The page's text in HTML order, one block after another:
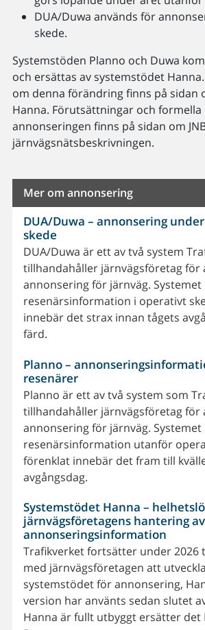
DUA/Duwa används för
skede.
Systemstöden Planno och Duwa
och ersättas av systemstödet
om denna förändring finns på sidan
Hanna. Förutsättningar och formella
annonseringen finns på sidan om
järnvägsnätsbeskrivningen.
Mer om annonsering
DUA/Duwa – annonsering
skede
DUA/Duwa är ett av två system
tillhandahåller järnvägsföretag för
annonsering för järnväg.
resenärsinformation i operativt
innebär det strax innan tågets
färd.
Planno –
resenärer
Planno är ett av två system som
tillhandahåller järnvägsföretag för
annonsering för järnväg.
resenärsinformation utanför
förenklat innebär det fram till
avgångsdag.
Systemstödet Hanna –
järnvägsföretagens hantering av
annonseringsinformation
Trafikverket fortsätter under 2026
med järnvägsföretagen att
systemstödet för annonsering,
version har använts sedan slutet
Hanna är fullt utbyggt ersätter det